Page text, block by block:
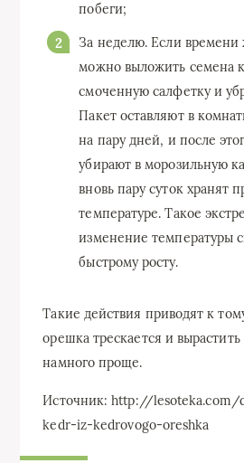
побеги;
За неделю. Если времени
можно выложить семена
смоченную салфетку и
Пакет оставляют в
на пару дней, и после
убирают в морозильную
вновь пару суток хранят
температуре. Такое
изменение температуры
быстрому росту.
Такие действия приводят к
орешка трескается и
намного проще.
Источник: http://lesoteka.com/
kedr-iz-kedrovogo-oreshka